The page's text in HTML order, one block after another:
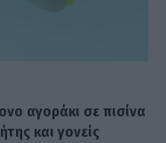
αγοράκι σε πισίνα
και γονείς